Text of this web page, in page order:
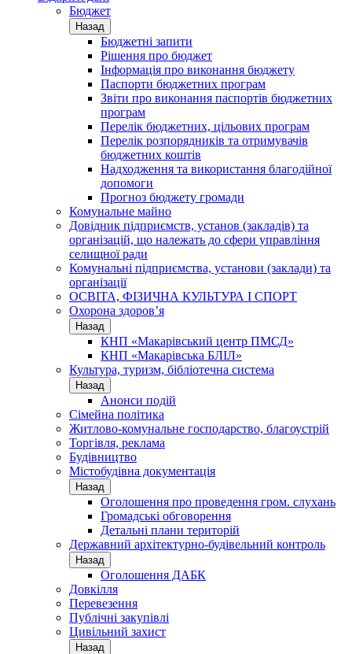
Бюджет
Назад
Бюджетні запити
Рішення про бюджет
Інформація про виконання бюджету
Паспорти бюджетних програм
Звіти про виконання паспортів бюджетних
програм
Перелік бюджетних, цільових програм
Перелік розпорядників та отримувачів
бюджетних коштів
Надходження та використання благодійної
допомоги
Прогноз бюджету громади
Комунальне майно
Довідник підприємств, установ (закладів) та
організацій, що належать до сфери управління
селищної ради
Комунальні підприємства, установи (заклади) та
організації
ОСВІТА, ФІЗИЧНА КУЛЬТУРА І СПОРТ
Охорона здоров’я
Назад
КНП «Макарівський центр ПМСД»
КНП «Макарівська БЛІЛ»
Культура, туризм, бібліотечна система
Назад
Анонси подій
Сімейна політика
Житлово-комунальне господарство, благоустрій
Торгівля, реклама
Будівництво
Містобудівна документація
Назад
Оголошення про проведення гром. слухань
Громадські обговорення
Детальні плани територій
Державний архітектурно-будівельний контроль
Назад
Оголошення ДАБК
Довкілля
Перевезення
Публічні закупівлі
Цивільний захист
Назад